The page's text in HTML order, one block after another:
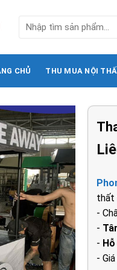
kiếm:
CHỦ THU MUA NỘI
thất
-
-
-
-